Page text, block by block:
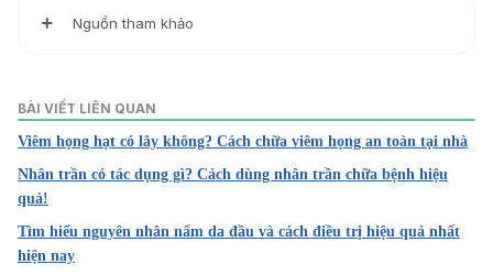
Nguồn tham khảo
NATURALLY
https://www.bebeautiful.in/all-things-hair/everyday/8-
home-remedies-to-darken-grey-hair
Ngày truy cập: 01/05/2022
9 Solutions to stop grey hair naturally
https://www.artofliving.org/in-en/ayurveda/ayurvedic-
BÀI VIẾT LIÊN QUAN
Viêm họng hạt có lây không? Cách chữa viêm họng an toàn tại nhà
Nhân trần có tác dụng gì? Cách dùng nhân trần chữa bệnh hiệu
quả!
Tìm hiểu nguyên nhân nấm da đầu và cách điều trị hiệu quả nhất
hiện nay